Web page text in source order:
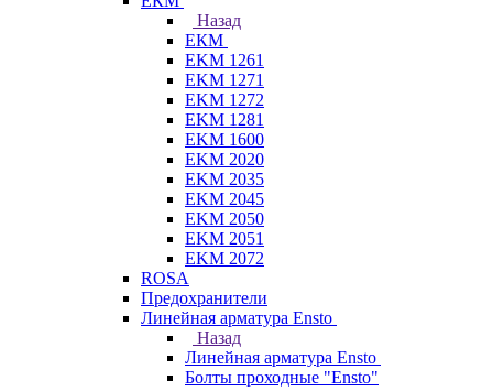
Назад
ЕКМ
EKM 1261
EKM 1271
EKM 1272
EKM 1281
EKM 1600
EKM 2020
EKM 2035
EKM 2045
EKM 2050
EKM 2051
EKM 2072
ROSA
Предохранители
Линейная арматура Ensto
Назад
Линейная арматура Ensto
Болты проходные "Ensto"